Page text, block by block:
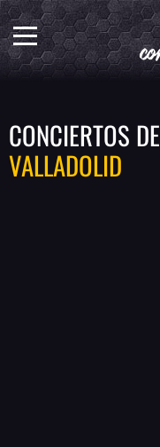
CONCIERTOS DE
VALLADOLID